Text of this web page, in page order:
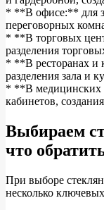
* **В офисе:** для
переговорных
* **В торговых
разделения
* **В ресторанах и
разделения зала и
* **В медицинских
кабинетов,
Выбираем
что
При выборе
несколько